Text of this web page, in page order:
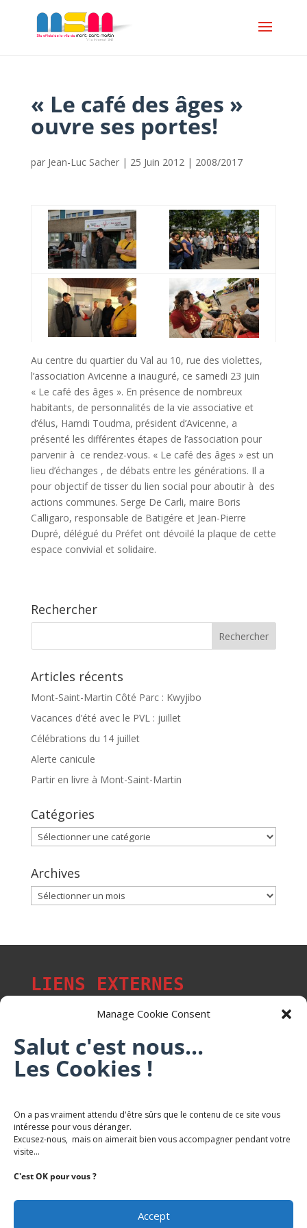
Manage Cookie Consent
Salut c'est nous...
Les Cookies !
On a pas vraiment attendu d'être sûrs que le contenu de ce site vous
intéresse pour vous déranger.
Excusez-nous, mais on aimerait bien vous accompagner pendant votre
visite...
C'est OK pour vous ?
Accept
« Le café des âges »
ouvre ses portes!
par Jean-Luc Sacher| 25 Juin 2012| 2008/2017
Au centre du quartier du Val au 10, rue des violettes,
l’association Avicenne a inauguré, ce samedi 23 juin
« Le café des âges ». En présence de nombreux
habitants, de personnalités de la vie associative et
d’élus, Hamdi Toudma, président d’Avicenne, a
présenté les différentes étapes de l’association pour
parvenir à ce rendez-vous. « Le café des âges » est un
lieu d’échanges , de débats entre les générations. Il a
pour objectif de tisser du lien social pour aboutir à des
actions communes. Serge De Carli, maire Boris
Calligaro, responsable de Batigére et Jean-Pierre
Dupré, délégué du Préfet ont dévoilé la plaque de cette
espace convivial et solidaire.
Rechercher
Articles récents
Mont-Saint-Martin Côté Parc : Kwyjibo
Vacances d’été avec le PVL : juillet
Célébrations du 14 juillet
Alerte canicule
Partir en livre à Mont-Saint-Martin
Catégories
Catégories
Archives
Archives
LIENS EXTERNES
Les p'tits citoyens de Mont-Saint-Martin
Trail Saintmartinois Daniel FEITE
Karaté Mont Saint Martin